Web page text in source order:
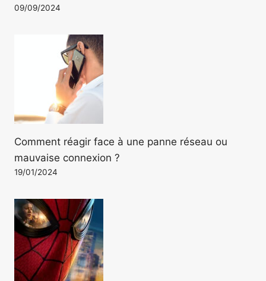
09/09/2024
Comment réagir face à une panne réseau ou
mauvaise connexion ?
19/01/2024